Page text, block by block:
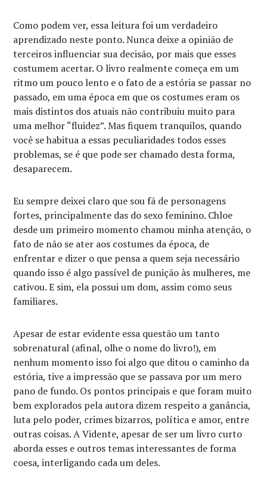
Como podem ver, essa leitura foi um verdadeiro
aprendizado neste ponto. Nunca deixe a opinião de
terceiros influenciar sua decisão, por mais que esses
costumem acertar. O livro realmente começa em um
ritmo um pouco lento e o fato de a estória se passar no
passado, em uma época em que os costumes eram os
mais distintos dos atuais não contribuiu muito para
uma melhor “fluidez”. Mas fiquem tranquilos, quando
você se habitua a essas peculiaridades todos esses
problemas, se é que pode ser chamado desta forma,
desaparecem.
Eu sempre deixei claro que sou fã de personagens
fortes, principalmente das do sexo feminino. Chloe
desde um primeiro momento chamou minha atenção, o
fato de não se ater aos costumes da época, de
enfrentar e dizer o que pensa a quem seja necessário
quando isso é algo passível de punição às mulheres, me
cativou. E sim, ela possui um dom, assim como seus
familiares.
Apesar de estar evidente essa questão um tanto
sobrenatural (afinal, olhe o nome do livro!), em
nenhum momento isso foi algo que ditou o caminho da
estória, tive a impressão que se passava por um mero
pano de fundo. Os pontos principais e que foram muito
bem explorados pela autora dizem respeito a ganância,
luta pelo poder, crimes bizarros, política e amor, entre
outras coisas. A Vidente, apesar de ser um livro curto
aborda esses e outros temas interessantes de forma
coesa, interligando cada um deles.